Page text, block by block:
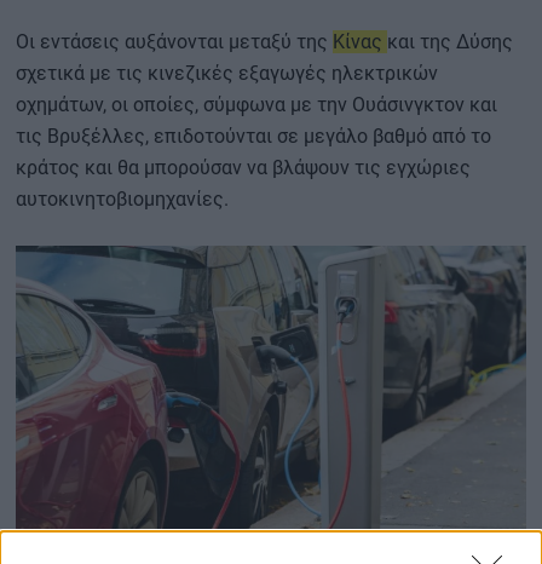
Οι εντάσεις αυξάνονται μεταξύ της Κίνας και της Δύσης
σχετικά με τις κινεζικές εξαγωγές ηλεκτρικών
οχημάτων, οι οποίες, σύμφωνα με την Ουάσινγκτον και
τις Βρυξέλλες, επιδοτούνται σε μεγάλο βαθμό από το
κράτος και θα μπορούσαν να βλάψουν τις εγχώριες
αυτοκινητοβιομηχανίες.